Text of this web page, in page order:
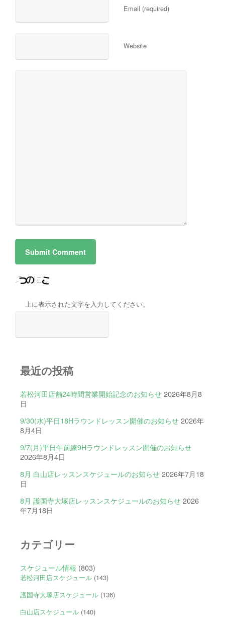
Email (required)
Website
上に表示された文字を入力してください。
最近の投稿
若松河田店舗24時間営業開始記念のお知らせ 2026年8月8
日
9/30(水)平日18Hラウンドレッスン開催のお知らせ 2026年
8月4日
9/7(月)平日午前練9Hラウンドレッスン開催のお知らせ
2026年8月4日
8月 白山店レッスンスケジュールのお知らせ 2026年7月18
日
8月 護国寺大塚店レッスンスケジュールのお知らせ 2026
年7月18日
カテゴリー
スケジュール情報 (803)
若松河田店スケジュール(143)
護国寺大塚店スケジュール(136)
白山店スケジュール(140)